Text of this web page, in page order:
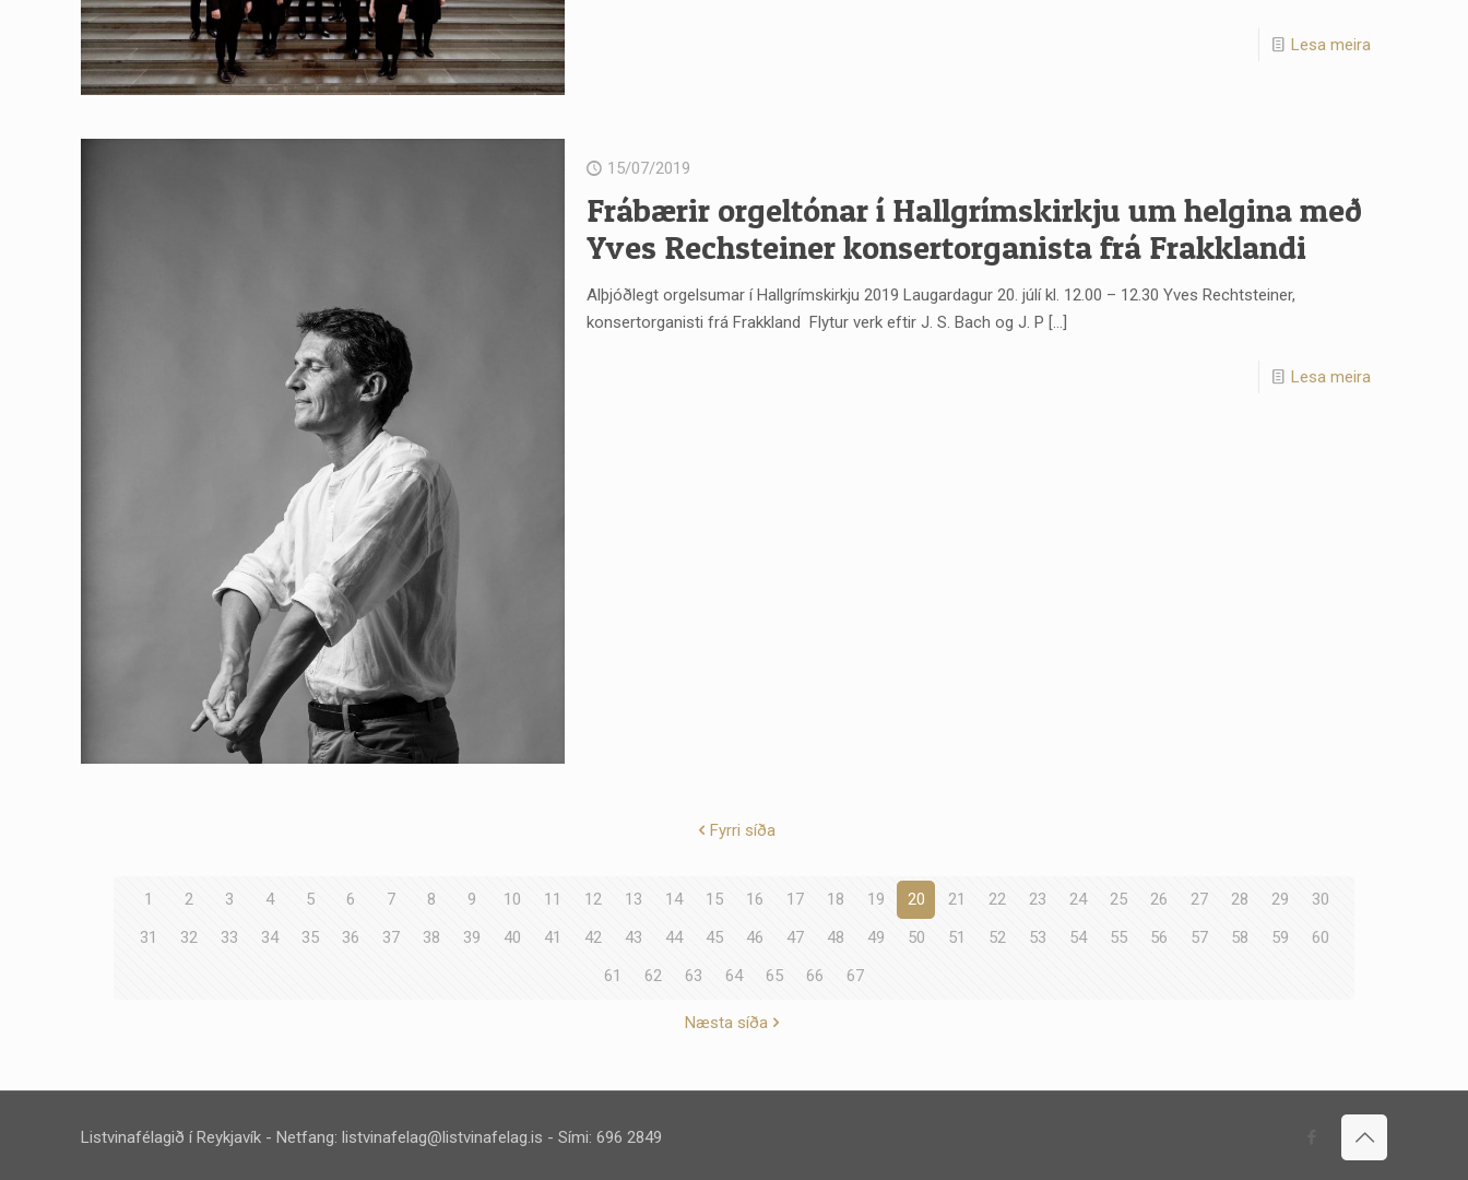
Lesa meira
15/07/2019
Frábærir orgeltónar í Hallgrímskirkju um helgina með
Yves Rechsteiner konsertorganista frá Frakklandi
Alþjóðlegt orgelsumar í Hallgrímskirkju 2019 Laugardagur 20. júlí kl. 12.00 – 12.30 Yves Rechtsteiner,
konsertorganisti frá Frakkland Flytur verk eftir J. S. Bach og J. P […]
Lesa meira
Fyrri síða
1 2 3 4 5 6 7 8 9 10 11 12 13 14 15 16 17 18 19 20 21 22 23 24 25 26 27 28 29
30
31
32 33 34 35 36 37 38 39 40 41 42 43 44 45 46 47 48 49 50 51 52 53 54 55 56 57 58 59
60
61
62 63 64 65 66 67
Næsta síða
Listvinafélagið í Reykjavík - Netfang: listvinafelag@listvinafelag.is - Sími: 696 2849